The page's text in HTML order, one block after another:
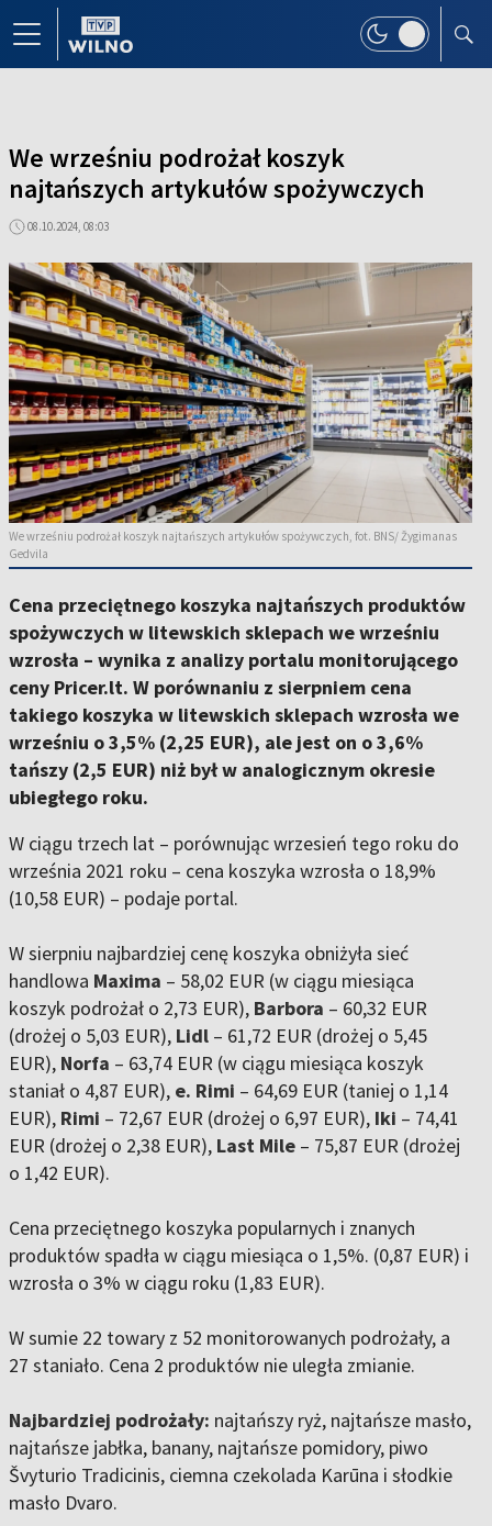
We wrześniu podrożał koszyk
najtańszych artykułów spożywczych
08.10.2024, 08:03
We wrześniu podrożał koszyk najtańszych artykułów spożywczych, fot. BNS/ Žygimanas
Gedvila
Cena przeciętnego koszyka najtańszych produktów
spożywczych w litewskich sklepach we wrześniu
wzrosła – wynika z analizy portalu monitorującego
ceny Pricer.lt. W porównaniu z sierpniem cena
takiego koszyka w litewskich sklepach wzrosła we
wrześniu o 3,5% (2,25 EUR), ale jest on o 3,6%
tańszy (2,5 EUR) niż był w analogicznym okresie
ubiegłego roku.
W ciągu trzech lat – porównując wrzesień tego roku do
września 2021 roku – cena koszyka wzrosła o 18,9%
(10,58 EUR) – podaje portal.
W sierpniu najbardziej cenę koszyka obniżyła sieć
handlowa Maxima – 58,02 EUR (w ciągu miesiąca
koszyk podrożał o 2,73 EUR), Barbora – 60,32 EUR
(drożej o 5,03 EUR), Lidl – 61,72 EUR (drożej o 5,45
EUR), Norfa – 63,74 EUR (w ciągu miesiąca koszyk
staniał o 4,87 EUR), e. Rimi – 64,69 EUR (taniej o 1,14
EUR), Rimi – 72,67 EUR (drożej o 6,97 EUR), Iki – 74,41
EUR (drożej o 2,38 EUR), Last Mile – 75,87 EUR (drożej
o 1,42 EUR).
Cena przeciętnego koszyka popularnych i znanych
produktów spadła w ciągu miesiąca o 1,5%. (0,87 EUR) i
wzrosła o 3% w ciągu roku (1,83 EUR).
W sumie 22 towary z 52 monitorowanych podrożały, a
27 staniało. Cena 2 produktów nie uległa zmianie.
Najbardziej podrożały: najtańszy ryż, najtańsze masło,
najtańsze jabłka, banany, najtańsze pomidory, piwo
Švyturio Tradicinis, ciemna czekolada Karūna i słodkie
masło Dvaro.